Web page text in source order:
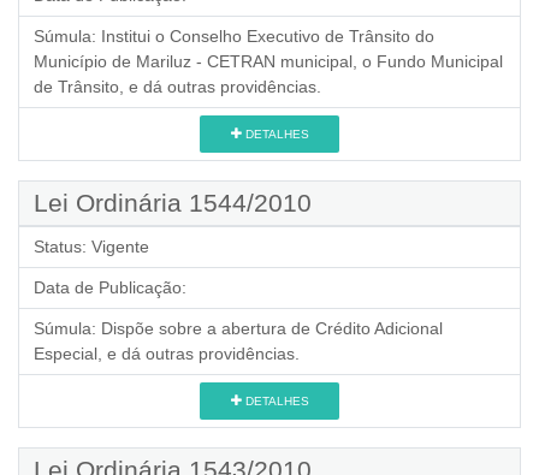
Súmula: Institui o Conselho Executivo de Trânsito do
Município de Mariluz - CETRAN municipal, o Fundo Municipal
de Trânsito, e dá outras providências.
DETALHES
Lei Ordinária 1544/2010
Status: Vigente
Data de Publicação:
Súmula: Dispõe sobre a abertura de Crédito Adicional
Especial, e dá outras providências.
DETALHES